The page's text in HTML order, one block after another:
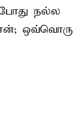
நல்ல
ஒவ்வொரு